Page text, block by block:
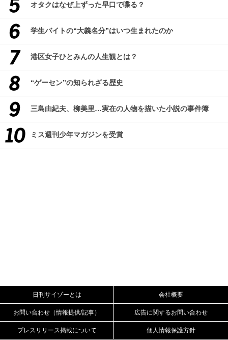
オタクはなぜ上ずった早口で喋る？
学生バイトの“大義名分”はいつ生まれたのか
港区女子ひとみんの人生観とは？
“ゲーセン”の知られざる歴史
三島由紀夫、柳美里…実在の人物を描いた小説の事件簿
ミス週刊少年マガジンを受賞
日刊サイゾーとは 会社概要
お問い合わせ（情報提供/記事） 広告に関するお問い合わせ
プレスリリース掲載について 個人情報保護方針